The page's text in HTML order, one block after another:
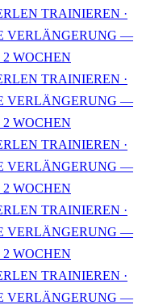
TRAINIEREN ·
VERLÄNGERUNG —
WOCHEN
TRAINIEREN ·
VERLÄNGERUNG —
WOCHEN
TRAINIEREN ·
VERLÄNGERUNG —
WOCHEN
TRAINIEREN ·
VERLÄNGERUNG —
WOCHEN
TRAINIEREN ·
VERLÄNGERUNG —